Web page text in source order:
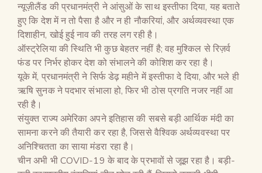
न्यूज़ीलैंड की प्रधानमंत्री ने आंसुओं के साथ इस्तीफा दिया, यह बताते
हुए कि देश में न तो पैसा है और न ही नौकरियां, और अर्थव्यवस्था एक
दिशाहीन, खोई हुई नाव की तरह लग रही है।
ऑस्ट्रेलिया की स्थिति भी कुछ बेहतर नहीं है; वह मुश्किल से रिज़र्व
फंड पर निर्भर होकर देश को संभालने की कोशिश कर रहा है।
यूके में, प्रधानमंत्री ने सिर्फ डेढ़ महीने में इस्तीफा दे दिया, और भले ही
ऋषि सुनक ने पदभार संभाला हो, फिर भी ठोस प्रगति नजर नहीं आ
रही है।
संयुक्त राज्य अमेरिका अपने इतिहास की सबसे बड़ी आर्थिक मंदी का
सामना करने की तैयारी कर रहा है, जिससे वैश्विक अर्थव्यवस्था पर
अनिश्चितता का साया मंडरा रहा है।
चीन अभी भी COVID-19 के बाद के प्रभावों से जूझ रहा है। बड़ी-